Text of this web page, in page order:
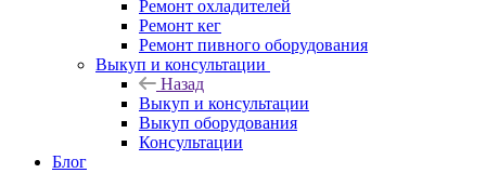
Ремонт охладителей
Ремонт кег
Ремонт пивного оборудования
Выкуп и консультации
Назад
Выкуп и консультации
Выкуп оборудования
Консультации
Блог